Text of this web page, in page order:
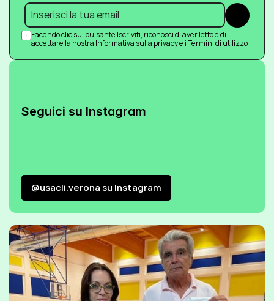
Submit
Facendo clic sul pulsante Iscriviti, riconosci di aver letto e di
accettare la nostra Informativa sulla privacy e i Termini di utilizzo
Seguici su Instagram
@usacli.verona su Instagram
@usacli.verona su Instagram